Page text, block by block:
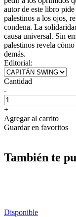
autor de este libro
palestinos a los ojos,
condena. La
causa universal. Sin
palestinos revela
demás.
Editorial:
Cantidad
-
+
Agregar al carrito
Guardar en favoritos
También te
Disponible